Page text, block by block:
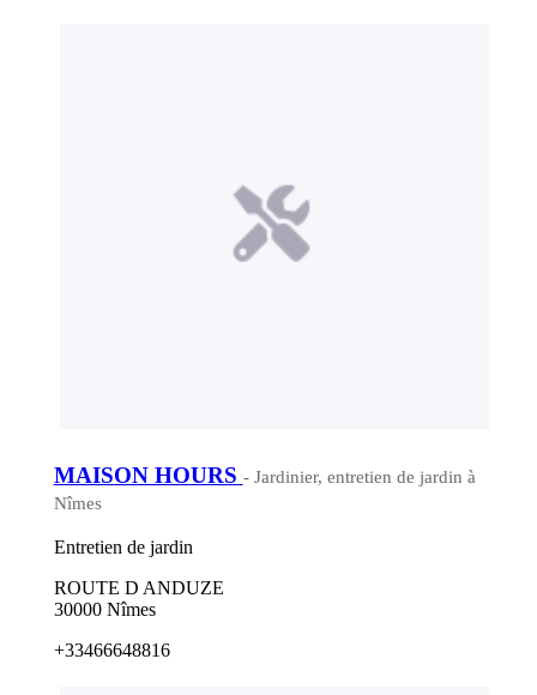
MAISON HOURS - Jardinier, entretien de jardin à
Nîmes
Entretien de jardin
ROUTE D ANDUZE
30000 Nîmes
+33466648816